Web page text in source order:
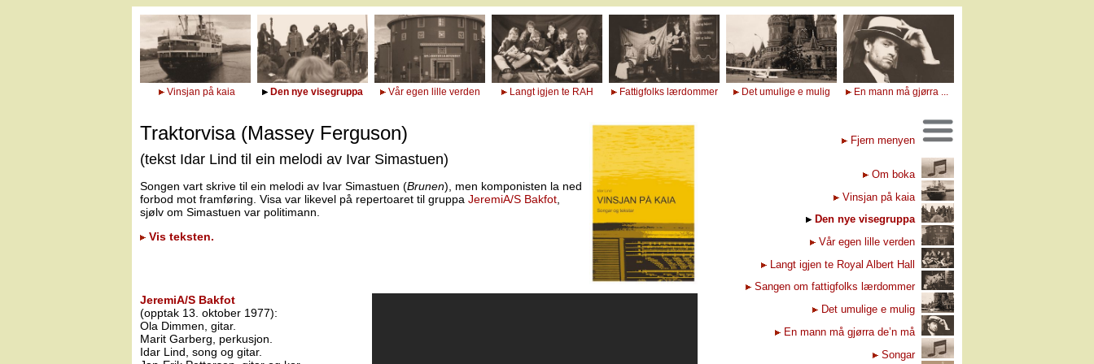
Vinsjan på kaia Den nye visegruppa Vår egen lille verden Langt igjen te RAH Fattigfolks lærdommer Det umulige e mulig En mann må gjørra ...
Fjern menyen
Om boka
Vinsjan på kaia
Den nye visegruppa
Vår egen lille verden
Langt igjen te Royal Albert Hall
Sangen om fattigfolks lærdommer
Det umulige e mulig
En mann må gjørra de’n må
Songar
Traktorvisa (Massey Ferguson)
(tekst Idar Lind til ein melodi av Ivar Simastuen)
Songen vart skrive til ein melodi av Ivar Simastuen (Brunen), men komponisten la ned
forbod mot framføring. Visa var likevel på repertoaret til gruppa JeremiA/S Bakfot
sjølv om Simastuen var politimann.
Vis teksten.
JeremiA/S Bakfot
(opptak 13. oktober 1977):
Ola Dimmen, gitar.
Marit Garberg, perkusjon.
Idar Lind, song og gitar.